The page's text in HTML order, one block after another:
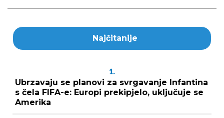
Najčitanije
1.
Ubrzavaju se planovi za svrgavanje Infantina
s čela FIFA-e: Europi prekipjelo, uključuje se
Amerika